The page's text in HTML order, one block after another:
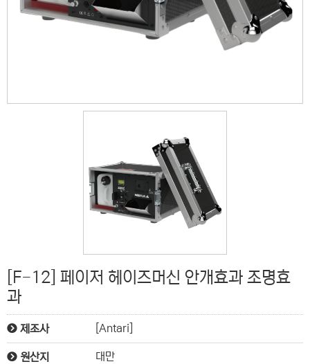
[F-12] 페이저 헤이즈머신 안개효과 조명효
과
제조사 [Antari]
원산지 대만